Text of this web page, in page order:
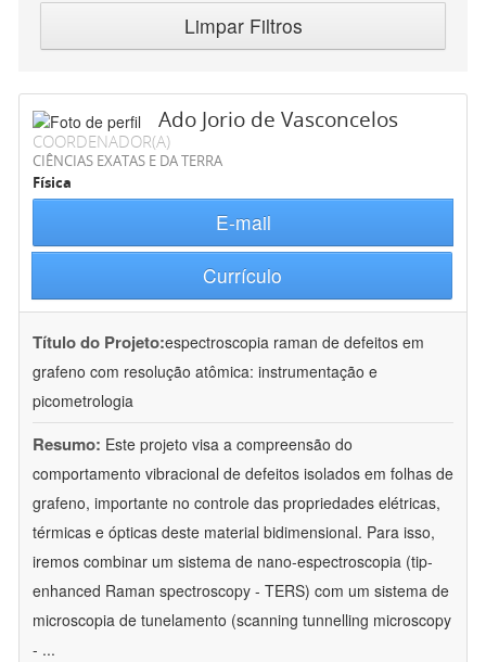
Limpar Filtros
Ado Jorio de Vasconcelos
COORDENADOR(A)
CIÊNCIAS EXATAS E DA TERRA
Física
E-mail
Currículo
Título do Projeto:espectroscopia raman de defeitos em
grafeno com resolução atômica: instrumentação e
picometrologia
Resumo: Este projeto visa a compreensão do
comportamento vibracional de defeitos isolados em folhas de
grafeno, importante no controle das propriedades elétricas,
térmicas e ópticas deste material bidimensional. Para isso,
iremos combinar um sistema de nano-espectroscopia (tip-
enhanced Raman spectroscopy - TERS) com um sistema de
microscopia de tunelamento (scanning tunnelling microscopy
- ...